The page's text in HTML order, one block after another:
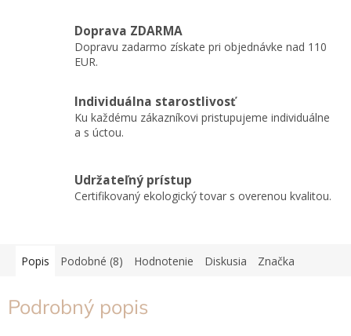
Doprava ZDARMA
Dopravu zadarmo získate pri objednávke nad 110
EUR.
Individuálna starostlivosť
Ku každému zákazníkovi pristupujeme individuálne
a s úctou.
Udržateľný prístup
Certifikovaný ekologický tovar s overenou kvalitou.
Popis Podobné (8) Hodnotenie Diskusia Značka
Podrobný popis